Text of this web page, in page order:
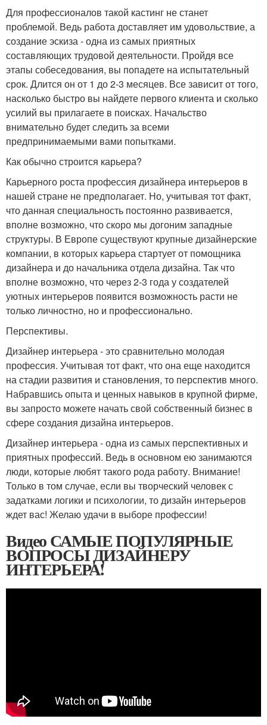
Для профессионалов такой кастинг не станет
проблемой. Ведь работа доставляет им удовольствие, а
создание эскиза - одна из самых приятных
составляющих трудовой деятельности. Пройдя все
этапы собеседования, вы попадете на испытательный
срок. Длится он от 1 до 2-3 месяцев. Все зависит от того,
насколько быстро вы найдете первого клиента и сколько
усилий вы прилагаете в поисках. Начальство
внимательно будет следить за всеми
предпринимаемыми вами попытками.
Как обычно строится карьера?
Карьерного роста профессия дизайнера интерьеров в
нашей стране не предполагает. Но, учитывая тот факт,
что данная специальность постоянно развивается,
вполне возможно, что скоро мы догоним западные
структуры. В Европе существуют крупные дизайнерские
компании, в которых карьера стартует от помощника
дизайнера и до начальника отдела дизайна. Так что
вполне возможно, что через 2-3 года у создателей
уютных интерьеров появится возможность расти не
только личностно, но и профессионально.
Перспективы.
Дизайнер интерьера - это сравнительно молодая
профессия. Учитывая тот факт, что она еще находится
на стадии развития и становления, то перспектив много.
Набравшись опыта и ценных навыков в крупной фирме,
вы запросто можете начать свой собственный бизнес в
сфере создания дизайна интерьеров.
Дизайнер интерьера - одна из самых перспективных и
приятных профессий. Ведь в основном ею занимаются
люди, которые любят такого рода работу. Внимание!
Только в том случае, если вы творческий человек с
задатками логики и психологии, то дизайн интерьеров
ждет вас! Желаю удачи в выборе профессии!
Видео САМЫЕ ПОПУЛЯРНЫЕ
ВОПРОСЫ ДИЗАЙНЕРУ
ИНТЕРЬЕРА!